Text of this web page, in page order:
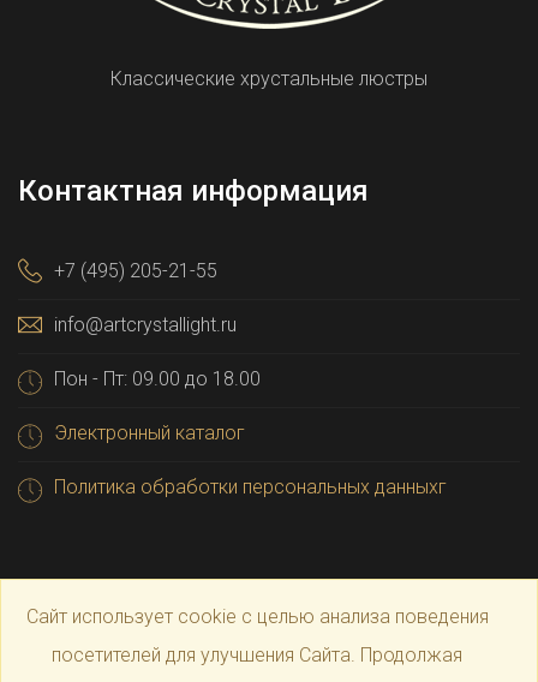
Классические хрустальные люстры
Контактная информация
+7 (495) 205-21-55
info@artcrystallight.ru
Пон - Пт: 09.00 до 18.00
Электронный каталог
Политика обработки персональных данныхг
Сайт использует cookie с целью анализа поведения
посетителей для улучшения Сайта. Продолжая